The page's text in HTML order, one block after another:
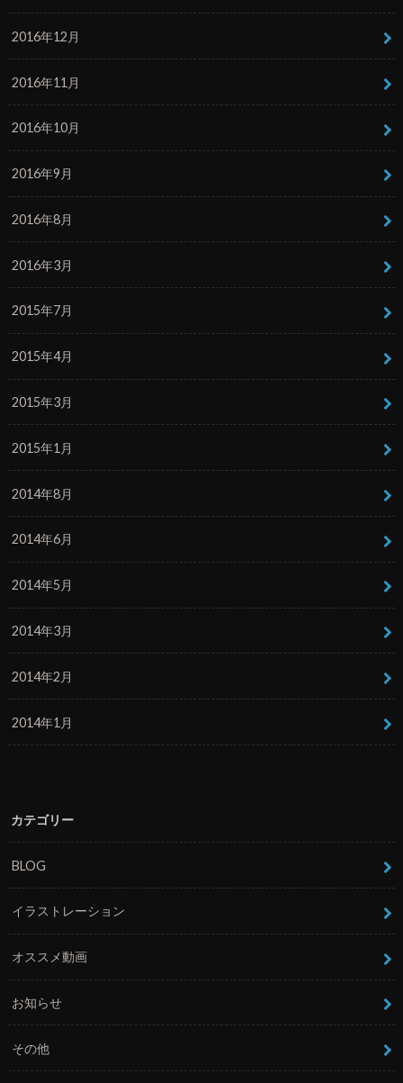
2016年12月
2016年11月
2016年10月
2016年9月
2016年8月
2016年3月
2015年7月
2015年4月
2015年3月
2015年1月
2014年8月
2014年6月
2014年5月
2014年3月
2014年2月
2014年1月
カテゴリー
BLOG
イラストレーション
オススメ動画
お知らせ
その他